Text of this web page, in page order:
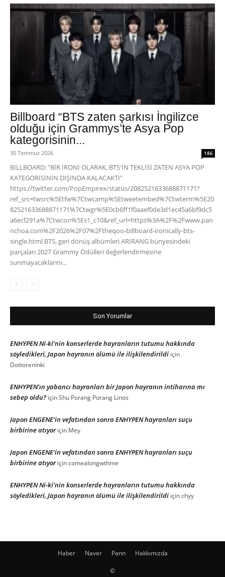
Billboard “BTS zaten şarkısı İngilizce
olduğu için Grammys’te Asya Pop
kategorisinin...
30 Temmuz 2026 186
BILLBOARD: "BİR İRONİ OLARAK, BTS'İN TEKLİSİ ZATEN ASYA POP
KATEGORİSİNİN DIŞINDA KALACAKTI"
https://twitter.com/PopEmpirex/status/2082521633688871171?
ref_src=twsrc%5Etfw%7Ctwcamp%5Etweetembed%7Ctwterm%5E20
82521633688871171%7Ctwgr%5E0cb6ff1f0aaef0de3d1ec45a6bf9dc5
a6ecf291a%7Ctwcon%5Es1_c10&ref_url=https%3A%2F%2Fwww.pan
nchoa.com%2F2026%2F07%2Ftheqoo-billboard-ironically-bts-
single.html BTS, geri dönüş albümleri ARIRANG bünyesindeki
parçaları 2027 Grammy Ödülleri değerlendirmesine
sunmayacaklarını...
Son Yorumlar
ENHYPEN Ni-ki’nin konserlerde hayranların tutumu hakkında
söyledikleri, Japon hayranın ölümü ile ilişkilendirildi için
Dottoreninki
ENHYPEN’ın yabancı hayranları bir Japon hayranın intiharına mı
sebep oldu? içinShu Porang Porang Linos
Japon ENGENE’in vefatından sonra ENHYPEN hayranları suçu
birbirine atıyoriçin Mey
Japon ENGENE’in vefatından sonra ENHYPEN hayranları suçu
birbirine atıyoriçincomealongwthme
ENHYPEN Ni-ki’nin konserlerde hayranların tutumu hakkında
söyledikleri, Japon hayranın ölümü ile ilişkilendirildi içinchyy
Haber Naver Pann Hakkımızda
©